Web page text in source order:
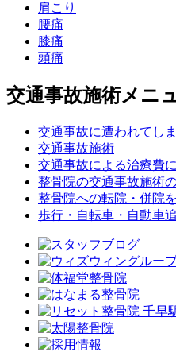
肩こり
腰痛
膝痛
頭痛
交通事故施術メニ
交通事故に遭われてし
交通事故施術
交通事故による治療費
整骨院の交通事故施術
整骨院への転院・併院
歩行・自転車・自動車